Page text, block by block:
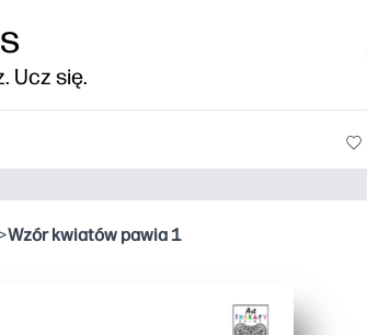
Ucz się.
Wzór kwiatów pawia 1